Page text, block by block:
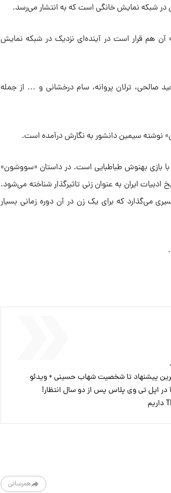
در شبکه نمایش خانگی است که به انتشار می‌رسد.
آن هم قرار است در آینده‌ای نزدیک در شبکه نمایش
صالحی، ترلان پروانه، سام درخشانی و … از جمله
نوشته سیمین دانشور به نگارش درآمده است.
بازی بهنوش طباطبایی است. در داستان «سووشون»
ایران به عنوان زنی تاثیرگذار شناخته می‌شود.
می‌گذارد که برای یک زن در آن دوره زمانی بسیار
پیشنهاد تا شخصیت شهاب حسینی + ویدئو
در اپل تی وی پلاس پس از دو سال انتظار!
همرسانی